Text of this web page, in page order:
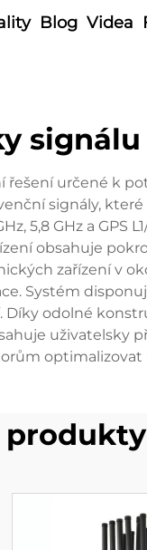
Blog Videa
určené k
signály,
5,8 GHz a GPS
obsahuje
zařízení v
Systém
odolné
uživatelsky
produkty